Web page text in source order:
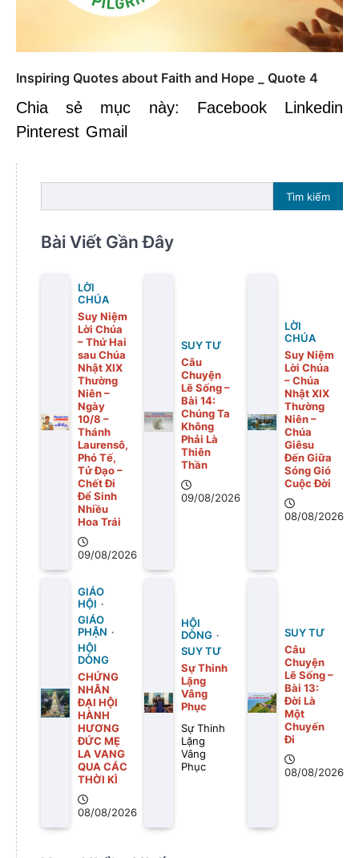
Inspiring Quotes about Faith and Hope _ Quote 4
Chia sẻ mục này: Facebook Linkedin
Pinterest Gmail
Tìm kiếm
Bài Viết Gần Đây
LỜI
CHÚA
Suy Niệm
Lời Chúa
– Thứ Hai
sau Chúa
Nhật XIX
Thường
Niên –
Ngày
10/8 –
Thánh
Laurensô,
Phó Tế,
Tử Đạo –
Chết Đi
Để Sinh
Nhiều
Hoa Trái
09/08/2026
SUY TƯ
Câu
Chuyện
Lẽ Sống –
Bài 14:
Chúng Ta
Không
Phải Là
Thiên
Thần
09/08/2026
LỜI
CHÚA
Suy Niệm
Lời Chúa
– Chúa
Nhật XIX
Thường
Niên –
Chúa
Giêsu
Đến Giữa
Sóng Gió
Cuộc Đời
08/08/2026
GIÁO
HỘI
GIÁO
PHẬN
HỘI
DÒNG
CHỨNG
NHÂN
ĐẠI HỘI
HÀNH
HƯƠNG
ĐỨC MẸ
LA VANG
QUA CÁC
THỜI KÌ
08/08/2026
HỘI
DÒNG
SUY TƯ
Sự Thinh
Lặng
Vâng
Phục
Sự Thinh
Lặng
Vâng
Phục
SUY TƯ
Câu
Chuyện
Lẽ Sống –
Bài 13:
Ðời Là
Một
Chuyến
Ði
08/08/2026